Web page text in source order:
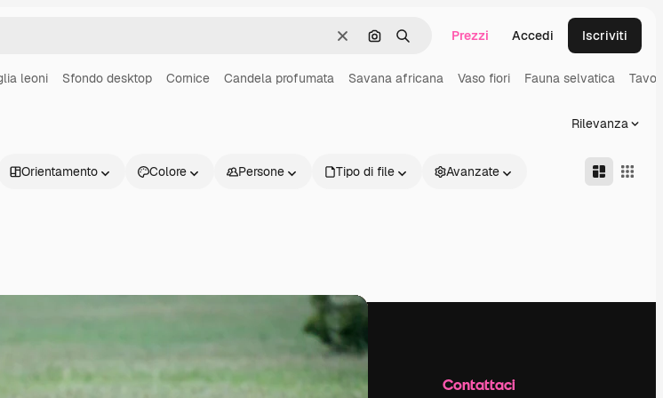
CancellaCerca per immagine
Ricerca Prezzi Accedi Iscriviti
leoni Sfondo desktop Cornice Candela profumata Savana africana Vaso fiori Fauna selvatica
Rilevanza
Orientamento Colore Persone Tipo di file Avanzate
Prodotti Inizia Azienda Contattaci